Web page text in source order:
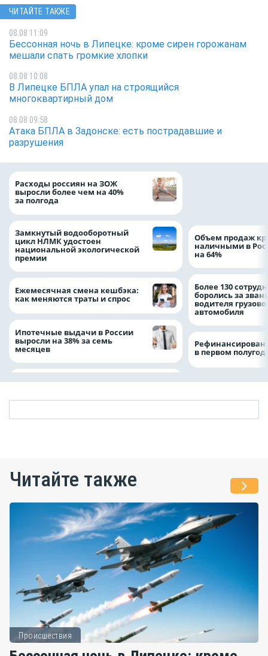
ЧИТАЙТЕ ТАКЖЕ
08.08 11:09
Бессонная ночь в Липецке: кроме сирен горожанам
мешали спать громкие хлопки
08.08 10:08
В Липецке БПЛА упал на строящийся
многоквартирный дом
08.08 09:58
Атака БПЛА в Задонске: есть пострадавшие и
разрушения
Расходы россиян на ЗОЖ
выросли более чем на 40%
за полгода
Замкнутый водооборотный
цикл НЛМК удостоен
национальной экологической
премии
Ежемесячная смена кешбэка:
как меняются траты и спрос
Ипотечные выдачи в России
выросли на 38% за семь
месяцев
Объем продаж
наличными в
на 64%
Более 130
боролись за
водителя
автомобиля
в первом
Читайте также
Происшествия